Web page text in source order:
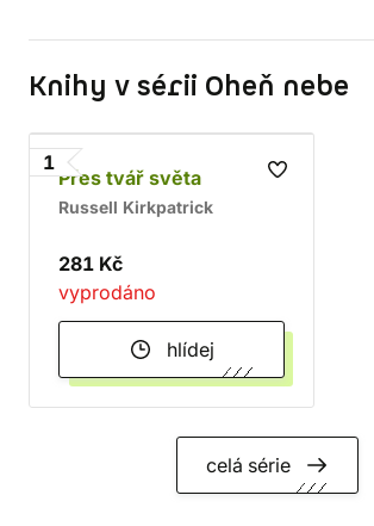
Knihy v sérii Oheň nebe
1
Přes tvář světa
Russell Kirkpatrick
281 Kč
vyprodáno
hlídej
celá série